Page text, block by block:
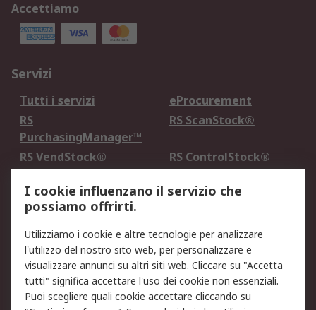
Accettiamo
Servizi
Tutti i servizi
eProcurement
RS
PurchasingManager™
RS ScanStock®
RS VendStock®
RS ControlStock®
Legale
Informativa Cookie
Informativa Privacy -
Aggiornata
Email Security
Termini d'uso
Condizioni di vendita
Condizioni generali di
I cookie influenzano il servizio che
possiamo offrirti.
Utilizziamo i cookie e altre tecnologie per analizzare
l'utilizzo del nostro sito web, per personalizzare e
visualizzare annunci su altri siti web. Cliccare su "Accetta
tutti" significa accettare l'uso dei cookie non essenziali.
Puoi scegliere quali cookie accettare cliccando su